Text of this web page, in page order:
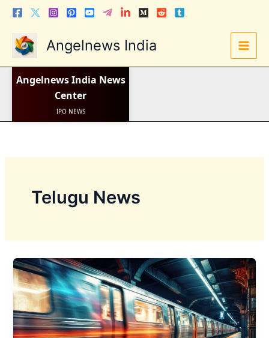
Skip
content
Angelnews India
Angelnews India News
Center
LATEST NEWS
IPO NEWS
INDIA NEWS
Telugu News